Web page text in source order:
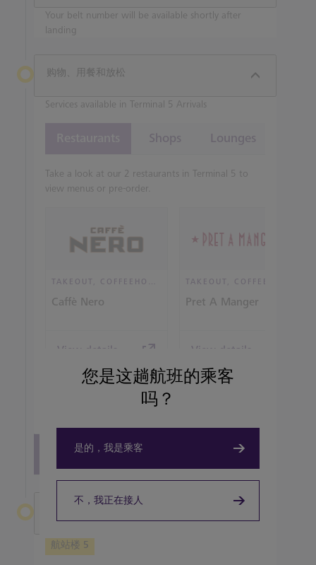
Your belt number will be available shortly after
landing
购物、用餐和放松
Services available in Terminal 5 Arrivals
Shops Lounges
Take a look at our 2 restaurants in Terminal 5 to
view menus or pre-order.
TAKEOUT, COFFEEHOUSE AND CAFÉ
Caffè Nero
View details
Pret A Manger
View details
View all terminal 5 Restaurants
航站楼 5
您是这趟航班的乘客
吗？
是的，我是乘客
不，我正在接人